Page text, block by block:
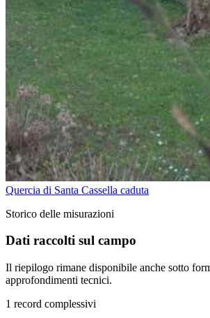
Quercia di Santa Cassella caduta
Storico delle misurazioni
Dati raccolti sul campo
Il riepilogo rimane disponibile anche sotto
approfondimenti tecnici.
1 record complessivi